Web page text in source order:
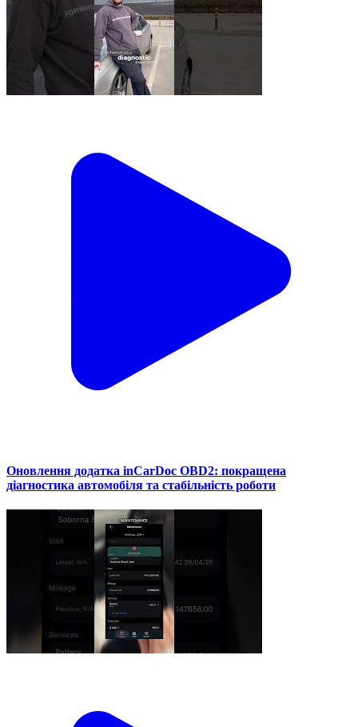
Оновлення додатка inCarDoc OBD2: покращена
діагностика автомобіля та стабільність роботи